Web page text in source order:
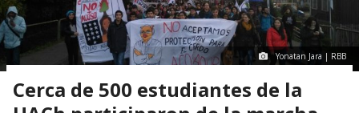
Yonatan Jara | RBB
Cerca de 500 estudiantes de la